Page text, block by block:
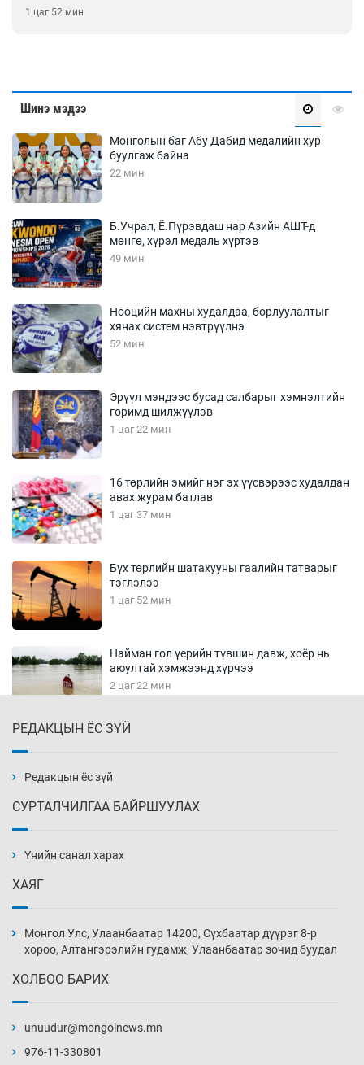
1 цаг 52 мин
Шинэ мэдээ
Монголын баг Абу Дабид медалийн хур
буулгаж байна
22 мин
Б.Учрал, Ё.Пүрэвдаш нар Азийн АШТ-д
мөнгө, хүрэл медаль хүртэв
49 мин
Нөөцийн махны худалдаа, борлуулалтыг
хянах систем нэвтрүүлнэ
52 мин
Эрүүл мэндээс бусад салбарыг хэмнэлтийн
горимд шилжүүлэв
1 цаг 22 мин
16 төрлийн эмийг нэг эх үүсвэрээс худалдан
авах журам батлав
1 цаг 37 мин
Бүх төрлийн шатахууны гаалийн татварыг
тэглэлээ
1 цаг 52 мин
Найман гол үерийн түвшин давж, хоёр нь
аюултай хэмжээнд хүрчээ
2 цаг 22 мин
2 цаг 52 мин
3 цаг 22 мин
3 цаг 52 мин
18 цаг 21 мин
РЕДАКЦЫН ЁС ЗҮЙ
Редакцын ёс зүй
СУРТАЛЧИЛГАА БАЙРШУУЛАХ
Үнийн санал харах
ХАЯГ
Монгол Улс, Улаанбаатар 14200, Сүхбаатар дүүрэг 8-р
хороо, Алтангэрэлийн гудамж, Улаанбаатар зочид буудал
ХОЛБОО БАРИХ
unuudur@mongolnews.mn
976-11-330801